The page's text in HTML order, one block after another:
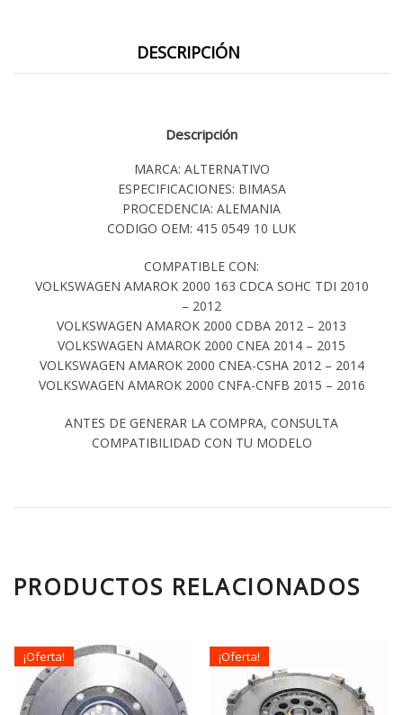
DESCRIPCIÓN
Descripción
MARCA: ALTERNATIVO
ESPECIFICACIONES: BIMASA
PROCEDENCIA: ALEMANIA
CODIGO OEM: 415 0549 10 LUK
COMPATIBLE CON:
VOLKSWAGEN AMAROK 2000 163 CDCA SOHC TDI 2010
– 2012
VOLKSWAGEN AMAROK 2000 CDBA 2012 – 2013
VOLKSWAGEN AMAROK 2000 CNEA 2014 – 2015
VOLKSWAGEN AMAROK 2000 CNEA-CSHA 2012 – 2014
VOLKSWAGEN AMAROK 2000 CNFA-CNFB 2015 – 2016
ANTES DE GENERAR LA COMPRA, CONSULTA
COMPATIBILIDAD CON TU MODELO
PRODUCTOS RELACIONADOS
¡Oferta! ¡Oferta!